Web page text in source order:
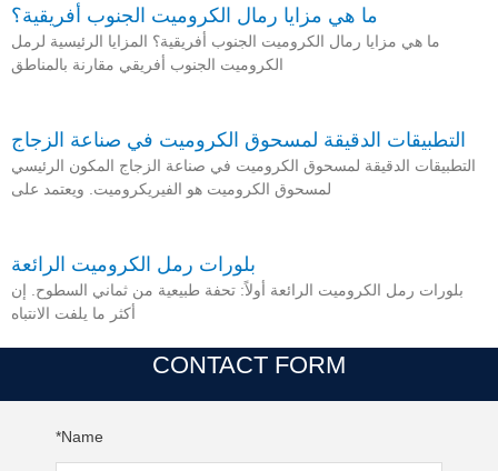
ما هي مزايا رمال الكروميت الجنوب أفريقية؟
ما هي مزايا رمال الكروميت الجنوب أفريقية؟ المزايا الرئيسية لرمل
الكروميت الجنوب أفريقي مقارنة بالمناطق
التطبيقات الدقيقة لمسحوق الكروميت في صناعة الزجاج
التطبيقات الدقيقة لمسحوق الكروميت في صناعة الزجاج المكون الرئيسي
لمسحوق الكروميت هو الفيريكروميت. ويعتمد على
بلورات رمل الكروميت الرائعة
بلورات رمل الكروميت الرائعة أولاً: تحفة طبيعية من ثماني السطوح. إن
أكثر ما يلفت الانتباه
CONTACT FORM
Name*